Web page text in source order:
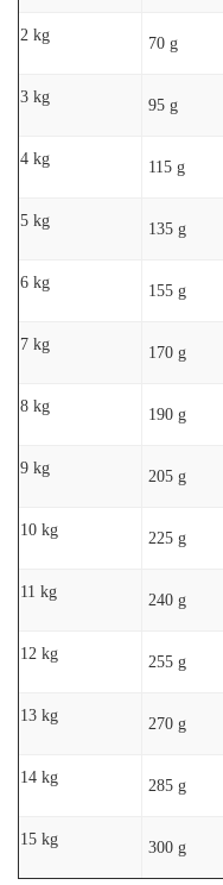
2 kg 70 g
3 kg 95 g
4 kg 115 g
5 kg 135 g
6 kg 155 g
7 kg 170 g
8 kg 190 g
9 kg 205 g
10 kg 225 g
11 kg 240 g
12 kg 255 g
13 kg 270 g
14 kg 285 g
15 kg 300 g